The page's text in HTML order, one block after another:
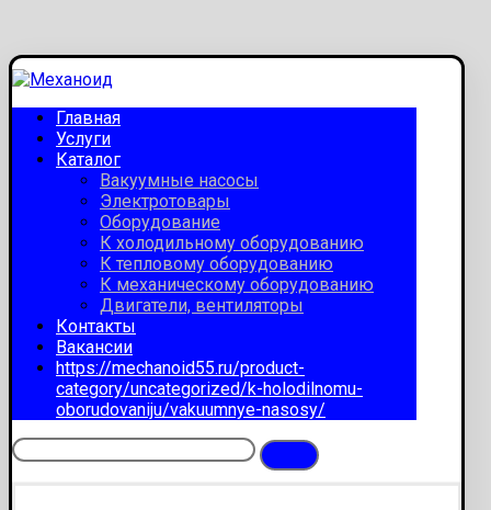
Главная
Услуги
Каталог
Вакуумные насосы
Электротовары
Оборудование
К холодильному оборудованию
К тепловому оборудованию
К механическому оборудованию
Двигатели, вентиляторы
Контакты
Вакансии
https://mechanoid55.ru/product-
category/uncategorized/k-holodilnomu-
oborudovaniju/vakuumnye-nasosy/